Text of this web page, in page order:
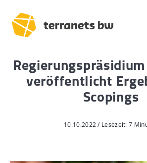
Trassenverlauf SEL:
Lampertheim –
Heidelberg – Heilbronn
Heilbronn – Löchgau
veröffentlicht
Scopings
10.10.2022 / Lesezeit: 7